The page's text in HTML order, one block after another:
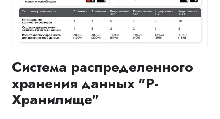
Система распределенного
хранения данных "P-
Хранилище"